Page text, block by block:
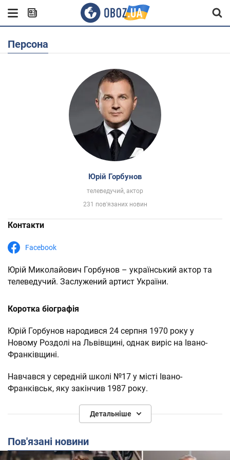
Персона
Юрій Горбунов
телеведучий, актор
231 пов'язаних новин
Контакти
Facebook
Юрій Миколайович Горбунов – український актор та
телеведучий. Заслужений артист України.
Коротка біографія
Юрій Горбунов народився 24 серпня 1970 року у
Новому Роздолі на Львівщині, однак виріс на Івано-
Франківщині.
Навчався у середній школі №17 у місті Івано-
Франківськ, яку закінчив 1987 року.
1992 року закінчив Київський інститут театрального
мистецтва ім. Карпенка-Карого.
Працював у драматичному театрі в Івано-Франківську.
Детальніше
Пов'язані новини